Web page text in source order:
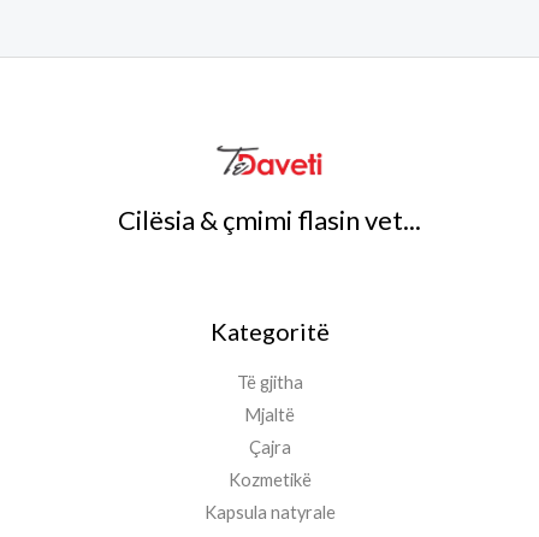
Cilësia & çmimi flasin vet...
Kategoritë
Të gjitha
Mjaltë
Çajra
Kozmetikë
Kapsula natyrale